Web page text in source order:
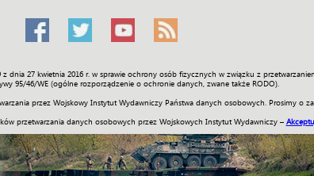
dnia 27 kwietnia 2016 r. w sprawie ochrony osób fizycznych w związku z
95/46/WE (ogólne rozporządzenie o ochronie danych, zwane także RODO).
przez Wojskowy Instytut Wydawniczy Państwa danych osobowych. Prosimy o
przetwarzania danych osobowych przez Wojskowych Instytut Wydawniczy –
Sport Historia Galerie Wideo ENGLISH